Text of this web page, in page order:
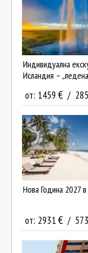
Индивидуална
Исландия –
от: 1459 € /
Нова Година 2027 в
от: 2931 € /